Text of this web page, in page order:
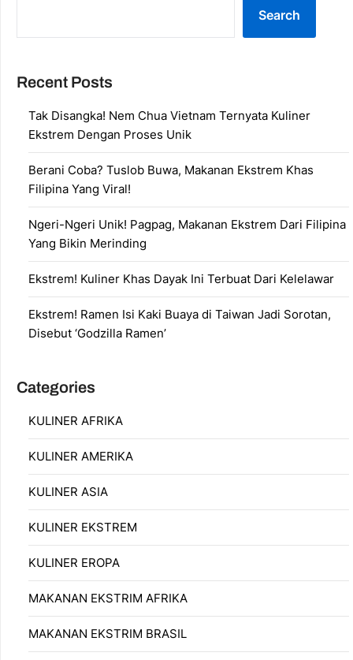
Search
Recent Posts
Tak Disangka! Nem Chua Vietnam Ternyata Kuliner
Ekstrem Dengan Proses Unik
Berani Coba? Tuslob Buwa, Makanan Ekstrem Khas
Filipina Yang Viral!
Ngeri-Ngeri Unik! Pagpag, Makanan Ekstrem Dari Filipina
Yang Bikin Merinding
Ekstrem! Kuliner Khas Dayak Ini Terbuat Dari Kelelawar
Ekstrem! Ramen Isi Kaki Buaya di Taiwan Jadi Sorotan,
Disebut ‘Godzilla Ramen’
Categories
KULINER AFRIKA
KULINER AMERIKA
KULINER ASIA
KULINER EKSTREM
KULINER EROPA
MAKANAN EKSTRIM AFRIKA
MAKANAN EKSTRIM BRASIL